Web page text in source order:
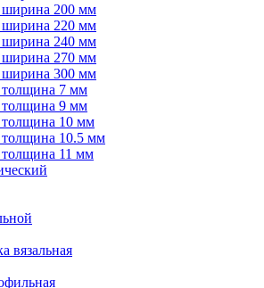
200 мм
220 мм
240 мм
270 мм
300 мм
7 мм
9 мм
10 мм
10.5 мм
11 мм
вязальная